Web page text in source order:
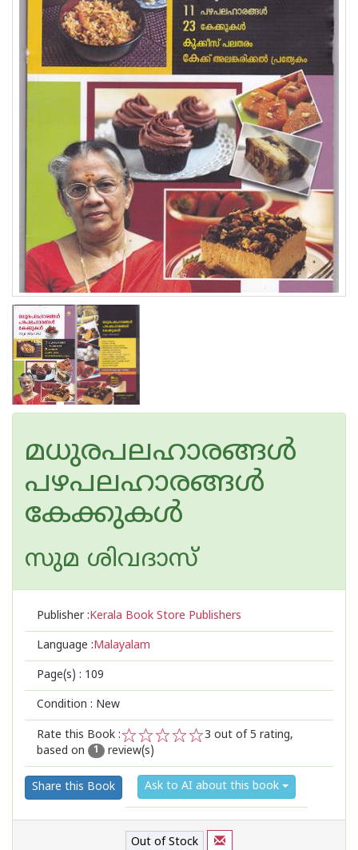
മധുരപലഹാരങ്ങള്‍
പഴപലഹാരങ്ങള്‍
കേക്കുകള്‍
സുമ ശിവദാസ്
Publisher :Kerala Book Store Publishers
Language :Malayalam
Page(s) : 109
Condition : New
Rate this Book :
2
1
3 out of 5 rating,
based on
1 review(s)
Share this Book Ask to AI about this book
Out of Stock